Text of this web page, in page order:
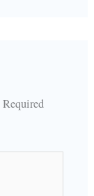
Required